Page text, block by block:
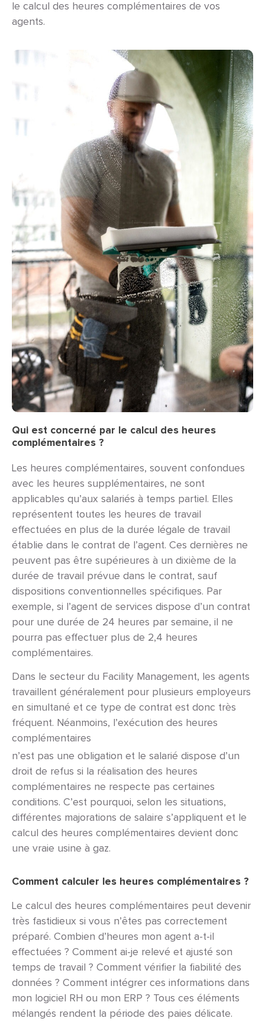
le calcul des heures complémentaires de vos
agents.
Qui est concerné par le calcul des heures
complémentaires ?
Les heures complémentaires, souvent confondues
avec les heures supplémentaires, ne sont
applicables qu’aux salariés à temps partiel. Elles
représentent toutes les heures de travail
effectuées en plus de la durée légale de travail
établie dans le contrat de l’agent. Ces dernières ne
peuvent pas être supérieures à un dixième de la
durée de travail prévue dans le contrat, sauf
dispositions conventionnelles spécifiques. Par
exemple, si l’agent de services dispose d’un contrat
pour une durée de 24 heures par semaine, il ne
pourra pas effectuer plus de 2,4 heures
complémentaires.
Dans le secteur du Facility Management, les agents
travaillent généralement pour plusieurs employeurs
en simultané et ce type de contrat est donc très
fréquent. Néanmoins, l’exécution des heures
complémentaires
n’est pas une obligation et le salarié dispose d’un
droit de refus si la réalisation des heures
complémentaires ne respecte pas certaines
conditions. C’est pourquoi, selon les situations,
différentes majorations de salaire s’appliquent et le
calcul des heures complémentaires devient donc
une vraie usine à gaz.
Comment calculer les heures complémentaires ?
Le calcul des heures complémentaires peut devenir
très fastidieux si vous n’êtes pas correctement
préparé. Combien d’heures mon agent a-t-il
effectuées ? Comment ai-je relevé et ajusté son
temps de travail ? Comment vérifier la fiabilité des
données ? Comment intégrer ces informations dans
mon logiciel RH ou mon ERP ? Tous ces éléments
mélangés rendent la période des paies délicate.